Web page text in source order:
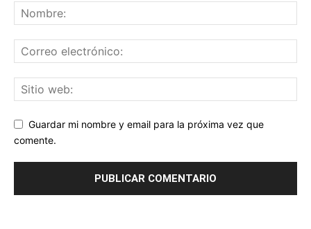
Guardar mi nombre y email para la próxima vez que
comente.